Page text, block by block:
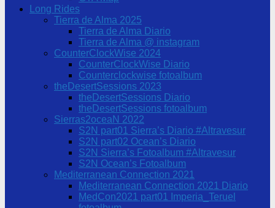
Long Rides
Tierra de Alma 2025
Tierra de Alma Diario
Tierra de Alma @ instagram
CounterClockWise 2024
CounterClockWise Diario
Counterclockwise fotoalbum
theDesertSessions 2023
theDesertSessions Diario
theDesertSessions fotoalbum
Sierras2oceaN 2022
S2N part01 Sierra’s Diario #Altravesur
S2N part02 Ocean’s Diario
S2N Sierra’s Fotoalbum #Altravesur
S2N Ocean’s Fotoalbum
Mediterranean Connection 2021
Mediterranean Connection 2021 Diario
MedCon2021 part01 Imperia_Teruel